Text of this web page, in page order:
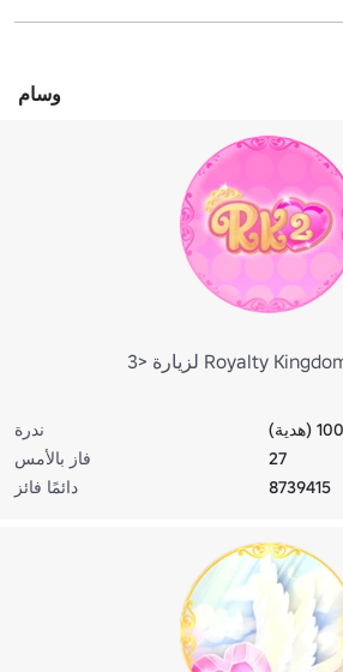
وسام
ندرة
فاز بالأمس
27
دائمًا فائز
8739415